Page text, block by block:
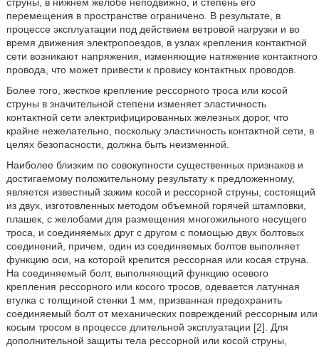
перемещения в пространстве ограничено. В результате, в
процессе эксплуатации под действием ветровой нагрузки и во
время движения электропоездов, в узлах крепления контактной
сети возникают напряжения, изменяющие натяжение контактного
провода, что может привести к провису контактных проводов.
Более того, жесткое крепление рессорного троса или косой
струны в значительной степени изменяет эластичность
контактной сети электрифицированных железных дорог, что
крайне нежелательно, поскольку эластичность контактной сети, в
целях безопасности, должна быть неизменной.
Наиболее близким по совокупности существенных признаков и
достигаемому положительному результату к предложенному,
является известный зажим косой и рессорной струны, состоящий
из двух, изготовленных методом объемной горячей штамповки,
плашек, с желобами для размещения многожильного несущего
троса, и соединяемых друг с другом с помощью двух болтовых
соединений, причем, один из соединяемых болтов выполняет
функцию оси, на которой крепится рессорная или косая струна.
На соединяемый болт, выполняющий функцию осевого
крепления рессорного или косого тросов, одевается латунная
втулка с толщиной стенки 1 мм, призванная предохранить
соединяемый болт от механических повреждений рессорным или
косым тросом в процессе длительной эксплуатации [2]. Для
дополнительной защиты тела рессорной или косой струны,